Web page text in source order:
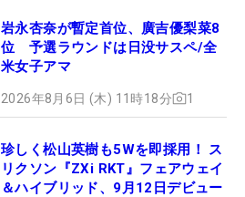
岩永杏奈が暫定首位、廣吉優梨菜8
位 予選ラウンドは日没サスペ/全
米女子アマ
2026年8月6日 (木) 11時18分 1
珍しく松山英樹も5Wを即採用！ ス
リクソン『ZXi RKT』フェアウェイ
＆ハイブリッド、9月12日デビュー